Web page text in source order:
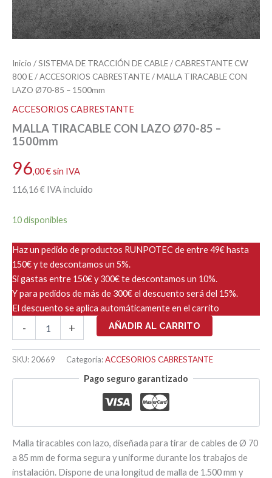
Inicio /SISTEMA DE TRACCIÓN DE CABLE/ CABRESTANTE CW
800 E/ACCESORIOS CABRESTANTE/ MALLA TIRACABLE CON
LAZO Ø70-85 – 1500mm
ACCESORIOS CABRESTANTE
MALLA TIRACABLE CON LAZO Ø70-85 –
1500mm
96,00€sin IVA
116,16€ IVA incluido
10 disponibles
Haz un pedido de productos RUNPOTEC de entre 49€ hasta
150€ y te descontamos un 5%.
Si gastas entre 150€ y 300€ te descontamos un 10%.
Y para pedidos de más de 300€ el descuento será del 15%.
El descuento se aplica automáticamente en el carrito
-
TIRACABLE
LAZO
85
+ AÑADIR AL CARRITO
SKU: 20669 Categoría:ACCESORIOS CABRESTANTE
Pago seguro garantizado
Malla tiracables con lazo, diseñada para tirar de cables de Ø 70
a 85 mm de forma segura y uniforme durante los trabajos de
instalación. Dispone de una longitud de malla de 1.500 mm y